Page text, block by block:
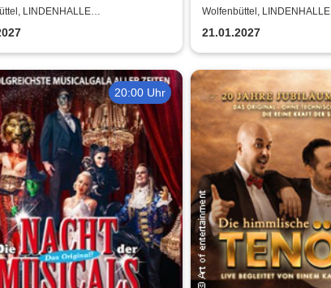
Show
LINDENHALLE
2027
Wolfenbüttel, LINDENHALLE
WOLFENBÜTTEL
21.01.2027
20:00 Uhr